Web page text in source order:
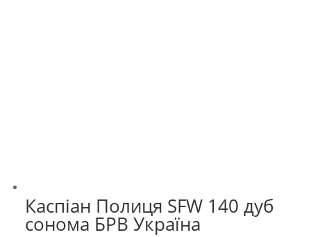
Каспіан Полиця SFW 140 дуб
сонома БРВ Україна